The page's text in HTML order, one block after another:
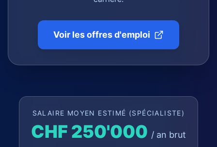
Voir les offres d'emploi
SALAIRE MOYEN ESTIMÉ (SPÉCIALISTE)
CHF 250'000 / an brut